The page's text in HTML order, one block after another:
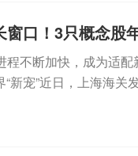
口！3只概念股
不断加快，成为适配
新宠”近日，上海海关